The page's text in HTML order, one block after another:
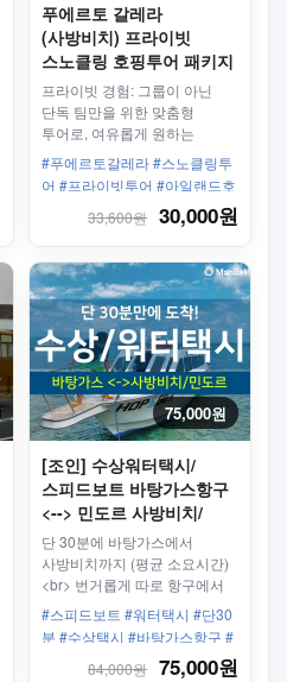
푸에르토 갈레라
(사방비치) 프라이빗
스노클링 호핑투어 패키지
프라이빗 경험: 그룹이 아닌
단독 팀만을 위한 맞춤형
투어로, 여유롭게 원하는
속도로 즐길 수 있습니다.<br>
유연한 일정: 그룹과 조율할
필요 없이 나만의 속도로 해양
생태계를 탐험 가능<br> 개인
동행하며 맞춤형 안내 제공
#푸에르토갈레라 #스노클링투
어 #프라이빗투어 #아일랜드호
핑 #비치어드벤처 #해양생물 #
산호정원 #가족여행추천 #커플
여행 #에코투어리즘 #보트투어
#단독체험 #스노클링어드벤처
#바다체험 #모험여행
33,600원 30,000원
75,000원
[조인] 수상워터택시/
스피드보트 바탕가스항구
<--> 민도르 사방비치/
푸에르토갈레라
단 30분에 바탕가스에서
사방비치까지 (평균 소요시간)
<br> 번거롭게 따로 항구에서
사방비치까지 갈 필요
없습니다. 사방비치 항구 앞에
바로 하차!
#스피드보트 #워터택시 #단30
분 #수상택시 #바탕가스항구 #
버베라베항구 #사방비치가는법
84,000원 75,000원